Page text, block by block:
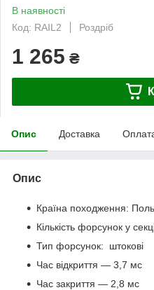
В наявності
Код: RAIL2
Роздріб
1 265 ₴
Опис Доставка
Опис
Країна походження:
Кількість форсунок у
Тип форсунок: штокові
Час відкриття — 3,7 мс
Час закриття — 2,8 мс